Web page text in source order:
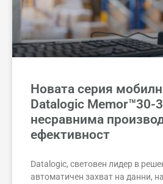
Новата серия
Datalogic Memor™30-
несравнима
ефективност
Datalogic, световен лидер в
автоматичен захват на данни,